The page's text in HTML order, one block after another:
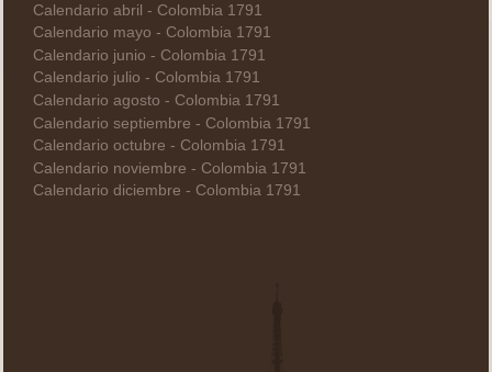
Calendario abril - Colombia 1791
Calendario mayo - Colombia 1791
Calendario junio - Colombia 1791
Calendario julio - Colombia 1791
Calendario agosto - Colombia 1791
Calendario septiembre - Colombia 1791
Calendario octubre - Colombia 1791
Calendario noviembre - Colombia 1791
Calendario diciembre - Colombia 1791